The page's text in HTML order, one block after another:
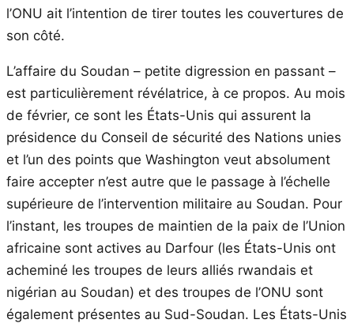
l’ONU ait l’intention de tirer toutes les couvertures de
son côté.
L’affaire du Soudan – petite digression en passant –
est particulièrement révélatrice, à ce propos. Au mois
de février, ce sont les États-Unis qui assurent la
présidence du Conseil de sécurité des Nations unies
et l’un des points que Washington veut absolument
faire accepter n’est autre que le passage à l’échelle
supérieure de l’intervention militaire au Soudan. Pour
l’instant, les troupes de maintien de la paix de l’Union
africaine sont actives au Darfour (les États-Unis ont
acheminé les troupes de leurs alliés rwandais et
nigérian au Soudan) et des troupes de l’ONU sont
également présentes au Sud-Soudan. Les États-Unis